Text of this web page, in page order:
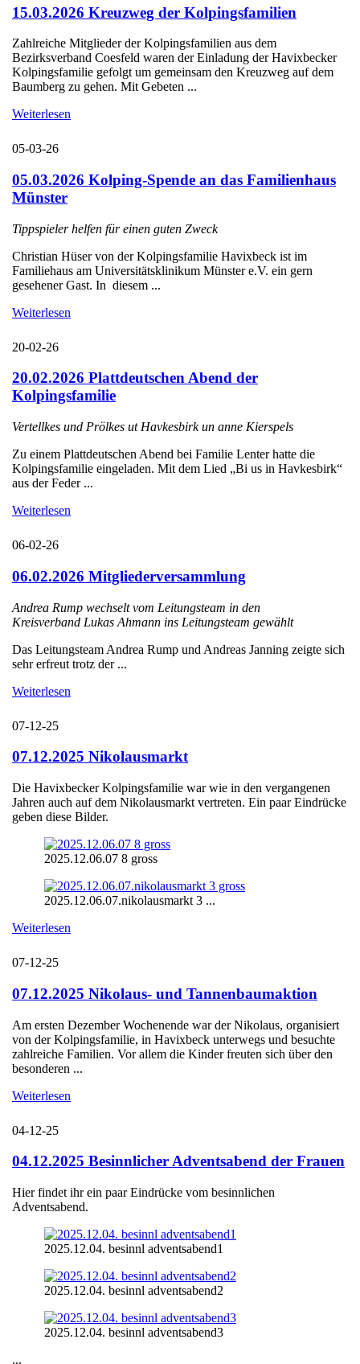
15.03.2026 Kreuzweg der Kolpingsfamilien
Zahlreiche Mitglieder der Kolpingsfamilien aus dem
Bezirksverband Coesfeld waren der Einladung der Havixbecker
Kolpingsfamilie gefolgt um gemeinsam den Kreuzweg auf dem
Baumberg zu gehen. Mit Gebeten ...
Weiterlesen
05-03-26
05.03.2026 Kolping-Spende an das Familienhaus
Münster
Tippspieler helfen für einen guten Zweck
Christian Hüser von der Kolpingsfamilie Havixbeck ist im
Familiehaus am Universitätsklinikum Münster e.V. ein gern
gesehener Gast. In diesem ...
Weiterlesen
20-02-26
20.02.2026 Plattdeutschen Abend der
Kolpingsfamilie
Vertellkes und Prölkes ut Havkesbirk un anne Kierspels
Zu einem Plattdeutschen Abend bei Familie Lenter hatte die
Kolpingsfamilie eingeladen. Mit dem Lied „Bi us in Havkesbirk“
aus der Feder ...
Weiterlesen
06-02-26
06.02.2026 Mitgliederversammlung
Andrea Rump wechselt vom Leitungsteam in den
Kreisverband Lukas Ahmann ins Leitungsteam gewählt
Das Leitungsteam Andrea Rump und Andreas Janning zeigte sich
sehr erfreut trotz der ...
Weiterlesen
07-12-25
07.12.2025 Nikolausmarkt
Die Havixbecker Kolpingsfamilie war wie in den vergangenen
Jahren auch auf dem Nikolausmarkt vertreten. Ein paar Eindrücke
geben diese Bilder.
2025.12.06.07 8 gross
2025.12.06.07.nikolausmarkt 3 ...
Weiterlesen
07-12-25
07.12.2025 Nikolaus- und Tannenbaumaktion
Am ersten Dezember Wochenende war der Nikolaus, organisiert
von der Kolpingsfamilie, in Havixbeck unterwegs und besuchte
zahlreiche Familien. Vor allem die Kinder freuten sich über den
besonderen ...
Weiterlesen
04-12-25
04.12.2025 Besinnlicher Adventsabend der Frauen
Hier findet ihr ein paar Eindrücke vom besinnlichen
Adventsabend.
2025.12.04. besinnl adventsabend1
2025.12.04. besinnl adventsabend2
2025.12.04. besinnl adventsabend3
...